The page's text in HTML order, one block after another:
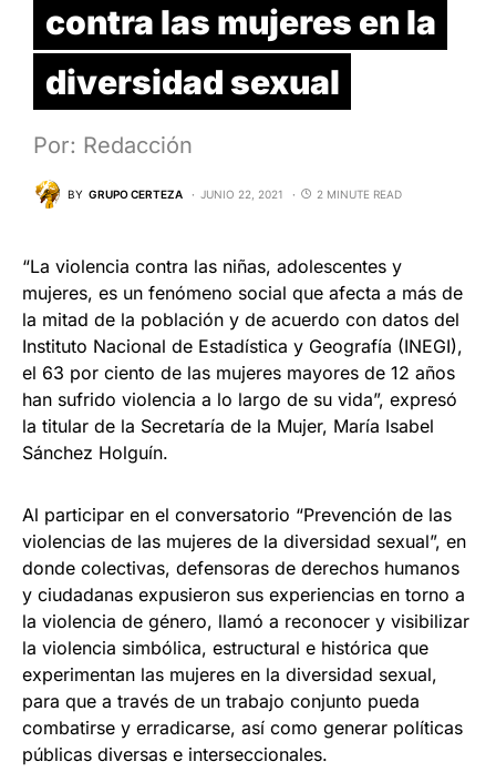
contra las mujeres en la
diversidad sexual
Por: Redacción
BY GRUPO CERTEZA JUNIO 22, 2021 2 MINUTE READ
“La violencia contra las niñas, adolescentes y
mujeres, es un fenómeno social que afecta a más de
la mitad de la población y de acuerdo con datos del
Instituto Nacional de Estadística y Geografía (INEGI),
el 63 por ciento de las mujeres mayores de 12 años
han sufrido violencia a lo largo de su vida”, expresó
la titular de la Secretaría de la Mujer, María Isabel
Sánchez Holguín.
Al participar en el conversatorio “Prevención de las
violencias de las mujeres de la diversidad sexual”, en
donde colectivas, defensoras de derechos humanos
y ciudadanas expusieron sus experiencias en torno a
la violencia de género, llamó a reconocer y visibilizar
la violencia simbólica, estructural e histórica que
experimentan las mujeres en la diversidad sexual,
para que a través de un trabajo conjunto pueda
combatirse y erradicarse, así como generar políticas
públicas diversas e interseccionales.